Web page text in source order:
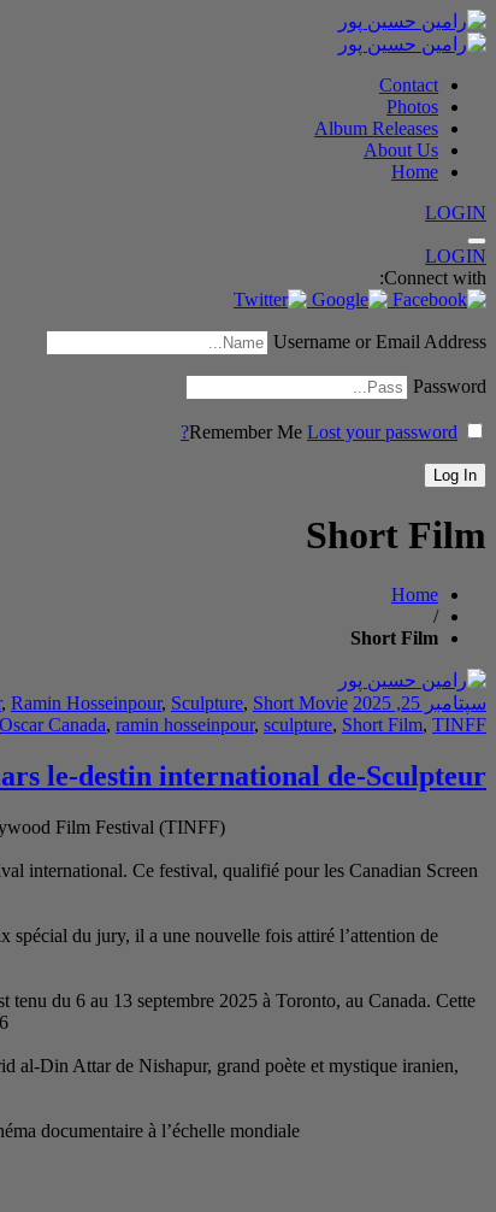
Contact
Photos
Album Releases
About Us
Home
LOGIN
LOGIN
Connect with:
Username or Email Address
Password
Remember Me Lost your password?
Short Film
Home
/
Short Film
سپتامبر 25, 2025 , Ramin Hosseinpour, Sculpture, Short Movie
Oscar Canada, ramin hosseinpour, sculpture, Short Film, TINFF
le-destin international de-Sculpteur
Film Festival (TINFF)
international. Ce festival, qualifié pour les Canadian Screen
du jury, il a une nouvelle fois attiré l’attention de
du 6 au 13 septembre 2025 à Toronto, au Canada. Cette
al-Din Attar de Nishapur, grand poète et mystique iranien,
documentaire à l’échelle mondiale